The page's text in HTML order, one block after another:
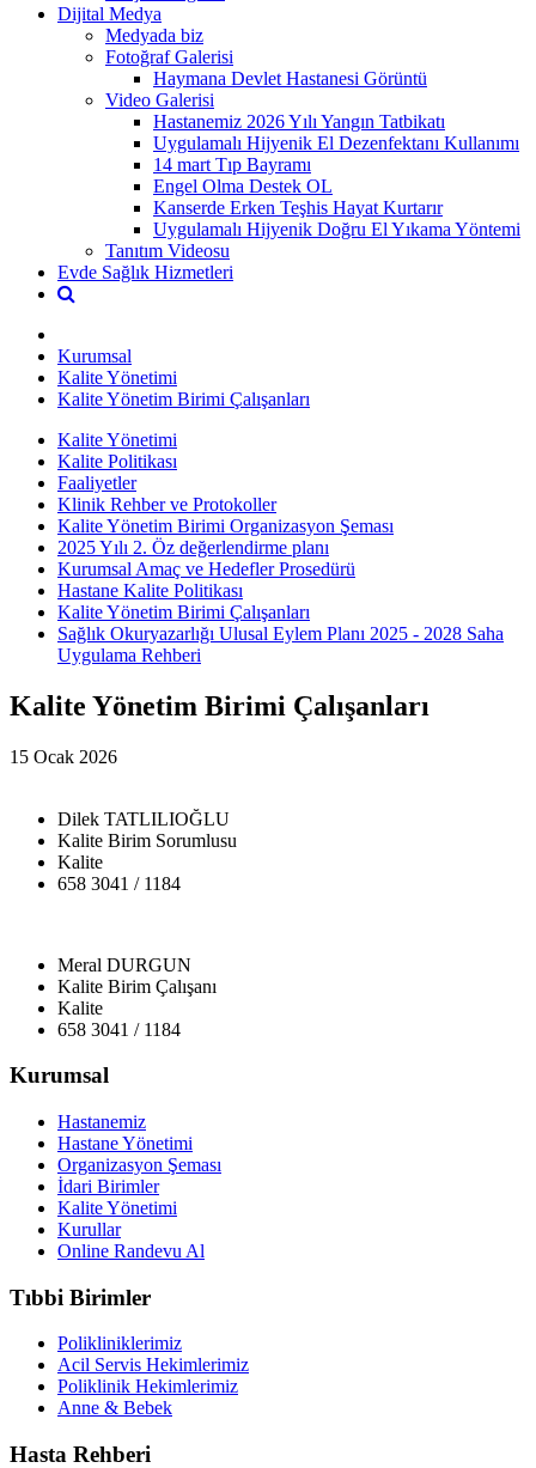
Dijital Medya
Medyada biz
Fotoğraf Galerisi
Haymana Devlet Hastanesi Görüntü
Video Galerisi
Hastanemiz 2026 Yılı Yangın Tatbikatı
Uygulamalı Hijyenik El Dezenfektanı Kullanımı
14 mart Tıp Bayramı
Engel Olma Destek OL
Kanserde Erken Teşhis Hayat Kurtarır
Uygulamalı Hijyenik Doğru El Yıkama Yöntemi
Tanıtım Videosu
Evde Sağlık Hizmetleri
Kurumsal
Kalite Yönetimi
Kalite Yönetim Birimi Çalışanları
Kalite Yönetimi
Kalite Politikası
Faaliyetler
Klinik Rehber ve Protokoller
Kalite Yönetim Birimi Organizasyon Şeması
2025 Yılı 2. Öz değerlendirme planı
Kurumsal Amaç ve Hedefler Prosedürü
Hastane Kalite Politikası
Kalite Yönetim Birimi Çalışanları
Sağlık Okuryazarlığı Ulusal Eylem Planı 2025 - 2028 Saha
Uygulama Rehberi
Kalite Yönetim Birimi Çalışanları
15 Ocak 2026
Dilek TATLILIOĞLU
Kalite Birim Sorumlusu
Kalite
658 3041 / 1184
Meral DURGUN
Kalite Birim Çalışanı
Kalite
658 3041 / 1184
Kurumsal
Hastanemiz
Hastane Yönetimi
Organizasyon Şeması
İdari Birimler
Kalite Yönetimi
Kurullar
Online Randevu Al
Tıbbi Birimler
Polikliniklerimiz
Acil Servis Hekimlerimiz
Poliklinik Hekimlerimiz
Anne & Bebek
Hasta Rehberi